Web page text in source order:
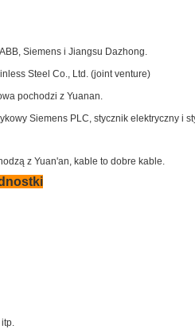
Siemens i Jiangsu Dazhong.
Steel Co., Ltd. (joint venture)
pochodzi z Yuanan.
Siemens PLC, stycznik elektryczny i
z Yuan'an, kable to dobre kable.